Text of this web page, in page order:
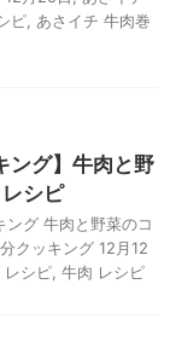
ピ あさイチ 牛肉巻
ング】牛肉と野
シピ
ング 牛肉と野菜のコ
クッキング 12月12
レシピ 牛肉 レシピ